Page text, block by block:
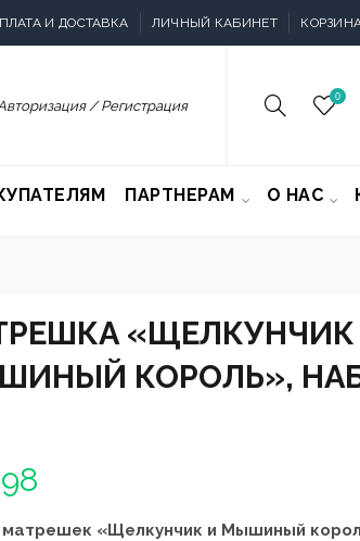
И ДОСТАВКА ЛИЧНЫЙ КАБИНЕТ
/ Регистрация
0
ПАРТНЕРАМ О НАС
«ЩЕЛКУНЧИК
КОРОЛЬ»,
«Щелкунчик и Мышиный